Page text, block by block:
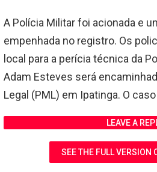
A Polícia Militar foi acionada e
empenhada no registro. Os
local para a perícia técnica da
Adam Esteves será
Legal (PML) em Ipatinga. O
LEAVE A
SEE THE FULL VERSION